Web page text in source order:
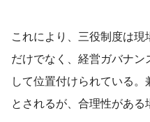
これにより、三役制度は
だけでなく、経営ガバナン
して位置付けられている
とされるが、合理性がある